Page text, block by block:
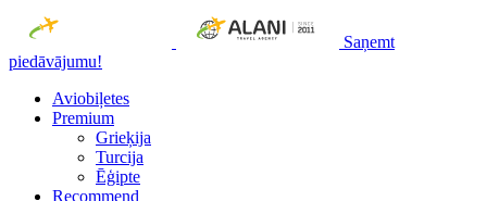
Saņemt
piedāvājumu!
Aviobiļetes
Premium
Grieķija
Turcija
Ēģipte
Recommend